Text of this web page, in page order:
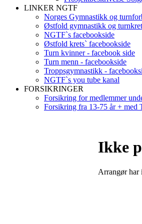
LINKER NGTF
Norges Gymnastikk og
Østfold gymnastikk og
NGTF`s facebookside
Østfold krets` facebookside
Turn kvinner - facebook side
Turn menn - facebookside
Troppsgymnastikk -
NGTF`s you tube kanal
FORSIKRINGER
Forsikring for medlemmer
Forsikring fra 13-75 år + med
Ikke
Arrangør har